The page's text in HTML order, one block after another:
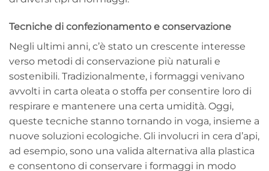
Tecniche di confezionamento e conservazione
Negli ultimi anni, c’è stato un crescente interesse
verso metodi di conservazione più naturali e
sostenibili. Tradizionalmente, i formaggi venivano
avvolti in carta oleata o stoffa per consentire loro di
respirare e mantenere una certa umidità. Oggi,
queste tecniche stanno tornando in voga, insieme a
nuove soluzioni ecologiche. Gli involucri in cera d’api,
ad esempio, sono una valida alternativa alla plastica
e consentono di conservare i formaggi in modo